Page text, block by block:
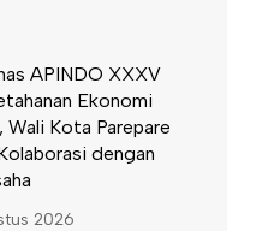
APINDO XXXV
Ekonomi
Wali Kota Parepare
dengan
2026